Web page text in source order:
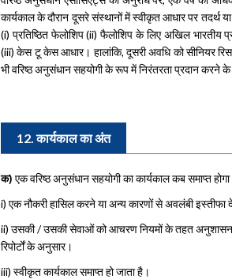
कार्यकाल के दौरान दूसरे संस्थानों में स्वीकृत आधार पर तदर्थ
(i) प्रतिष्ठित फेलोशिप (ii) फैलोशिप के लिए अखिल भारतीय
(iii) केस टू केस आधार। हालांकि, दूसरी अवधि को सीनियर
भी वरिष्ठ अनुसंधान सहयोगी के रूप में निरंतरता प्रदान करने के
12. कार्यकाल का अंत
क) एक वरिष्ठ अनुसंधान सहयोगी का कार्यकाल कब समाप्त होगा
i) एक नौकरी हासिल करने या अन्य कारणों से अवलंबी इस्तीफा
ii) उसकी / उसकी सेवाओं को आचरण नियमों के तहत
रिपोर्टों के अनुसार।
iii) स्वीकृत कार्यकाल समाप्त हो जाता है।